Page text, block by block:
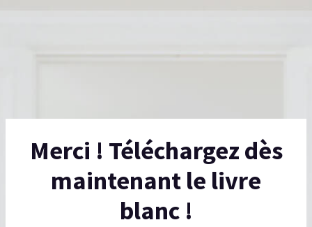
Merci ! Téléchargez dès
maintenant le livre
blanc !